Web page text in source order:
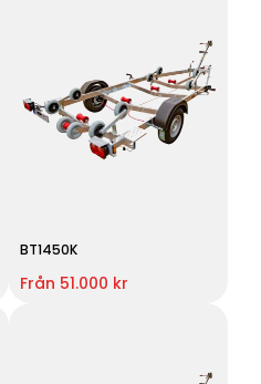
BT1450K
Från 51.000 kr